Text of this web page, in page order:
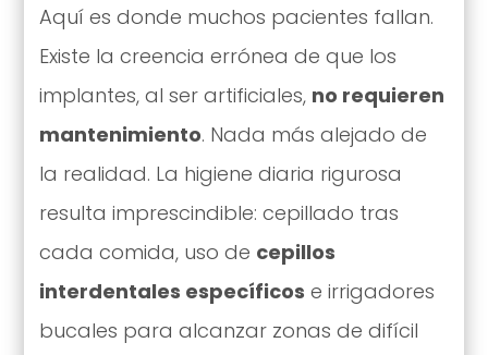
Aquí es donde muchos pacientes fallan.
Existe la creencia errónea de que los
implantes, al ser artificiales, no requieren
mantenimiento. Nada más alejado de
la realidad. La higiene diaria rigurosa
resulta imprescindible: cepillado tras
cada comida, uso de cepillos
interdentales específicos e irrigadores
bucales para alcanzar zonas de difícil